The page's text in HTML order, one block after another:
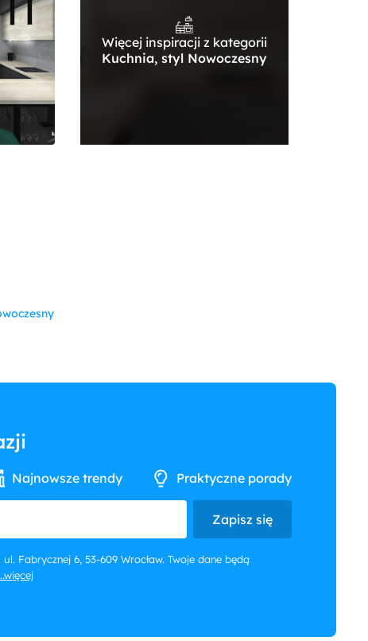
Więcej inspiracji z kategorii
Kuchnia, styl Nowoczesny
Najnowsze trendy Praktyczne porady
Zapisz się
Fabrycznej 6, 53-609 Wrocław. Twoje dane będą